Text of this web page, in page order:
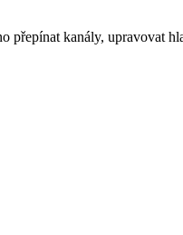
kanály, upravovat